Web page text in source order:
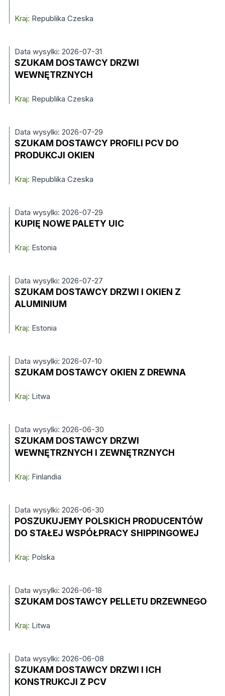
Kraj: Republika Czeska
Data wysylki: 2026-07-31
SZUKAM DOSTAWCY DRZWI
WEWNĘTRZNYCH
Kraj: Republika Czeska
Data wysylki: 2026-07-29
SZUKAM DOSTAWCY PROFILI PCV DO
PRODUKCJI OKIEN
Kraj: Republika Czeska
Data wysylki: 2026-07-29
KUPIĘ NOWE PALETY UIC
Kraj: Estonia
Data wysylki: 2026-07-27
SZUKAM DOSTAWCY DRZWI I OKIEN Z
ALUMINIUM
Kraj: Estonia
Data wysylki: 2026-07-10
SZUKAM DOSTAWCY OKIEN Z DREWNA
Kraj: Litwa
Data wysylki: 2026-06-30
SZUKAM DOSTAWCY DRZWI
WEWNĘTRZNYCH I ZEWNĘTRZNYCH
Kraj: Finlandia
Data wysylki: 2026-06-30
POSZUKUJEMY POLSKICH PRODUCENTÓW
DO STAŁEJ WSPÓŁPRACY SHIPPINGOWEJ
Kraj: Polska
Data wysylki: 2026-06-18
SZUKAM DOSTAWCY PELLETU DRZEWNEGO
Kraj: Litwa
Data wysylki: 2026-06-08
SZUKAM DOSTAWCY DRZWI I ICH
KONSTRUKCJI Z PCV